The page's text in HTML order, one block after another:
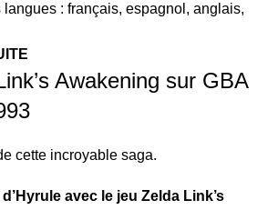
: français, espagnol, anglais,
Awakening sur GBA
cette incroyable saga.
avec le jeu Zelda Link’s